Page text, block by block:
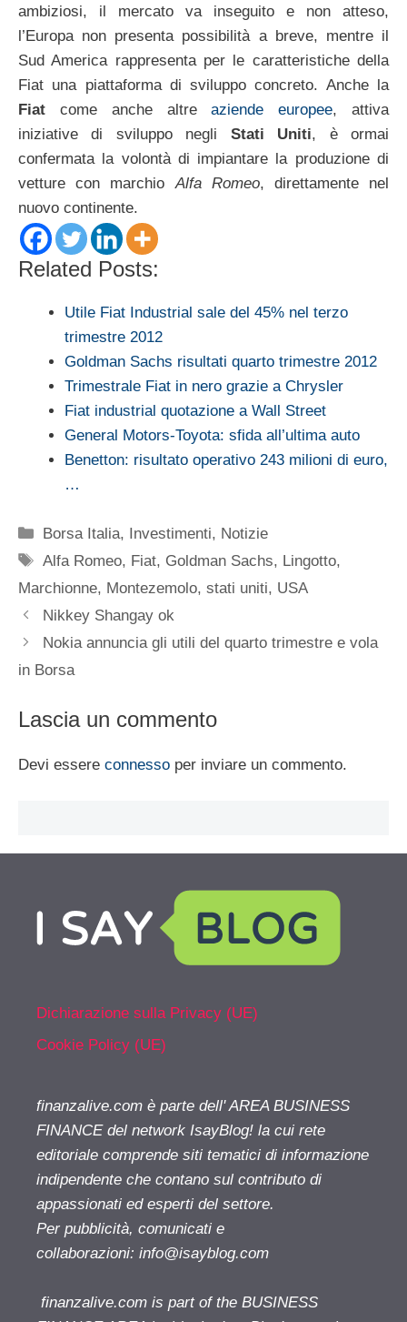
ambiziosi, il mercato va inseguito e non atteso,
l’Europa non presenta possibilità a breve, mentre il
Sud America rappresenta per le caratteristiche della
Fiat una piattaforma di sviluppo concreto. Anche la
Fiat come anche altreaziende europee, attiva
iniziative di sviluppo negli Stati Uniti, è ormai
confermata la volontà di impiantare la produzione di
vetture con marchioAlfa Romeo, direttamente nel
nuovo continente.
Related Posts:
Utile Fiat Industrial sale del 45% nel terzo
trimestre 2012
Goldman Sachs risultati quarto trimestre 2012
Trimestrale Fiat in nero grazie a Chrysler
Fiat industrial quotazione a Wall Street
General Motors-Toyota: sfida all’ultima auto
Benetton: risultato operativo 243 milioni di euro,
…
Categorie
Borsa Italia, Investimenti, Notizie
Tag
Alfa Romeo, Fiat, Goldman Sachs, Lingotto,
Marchionne, Montezemolo, stati uniti, USA
Nikkey Shangay ok
Nokia annuncia gli utili del quarto trimestre e vola
in Borsa
Lascia un commento
Devi essere connesso per inviare un commento.
Dichiarazione sulla Privacy (UE)
Cookie Policy (UE)
finanzalive.com è parte dell' AREA BUSINESS
FINANCE del network IsayBlog! la cui rete
editoriale comprende siti tematici di informazione
indipendente che contano sul contributo di
appassionati ed esperti del settore.
Per pubblicità, comunicati e
collaborazioni: info@isayblog.com
finanzalive.com is part of the BUSINESS